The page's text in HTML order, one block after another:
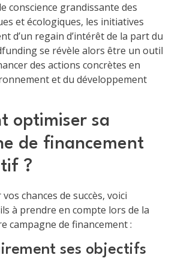
conscience grandissante des
et écologiques, les initiatives
d’un regain d’intérêt de la part du
se révèle alors être un outil
des actions concrètes en
et du développement
optimiser sa
de financement
?
chances de succès, voici
à prendre en compte lors de la
campagne de financement :
ses objectifs